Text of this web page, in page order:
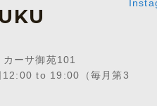
ーサ御苑101
to 19:00（毎月第3